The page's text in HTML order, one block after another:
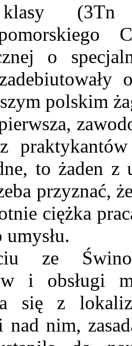
klasy
o
polskim
to żaden z
przyznać,
ciężka
ze
i obsługi
się z
nad nim,